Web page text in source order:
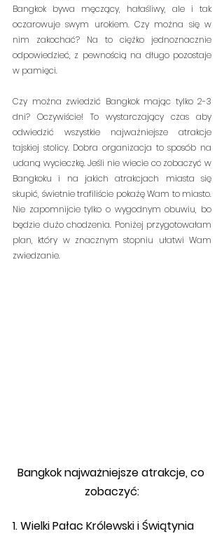
Bangkok bywa męczący, hałaśliwy, ale i tak
oczarowuje swym urokiem. Czy można się w
nim zakochać? Na to ciężko jednoznacznie
odpowiedzieć, z pewnością na długo pozostaje
w pamięci.
Czy można zwiedzić Bangkok mając tylko 2-3
dni? Oczywiście! To wystarczający czas aby
odwiedzić wszystkie najważniejsze atrakcje
tajskiej stolicy. Dobra organizacja to sposób na
udaną wycieczkę. Jeśli nie wiecie co zobaczyć w
Bangkoku i na jakich atrakcjach miasta się
skupić, świetnie trafiliście pokażę Wam to miasto.
Nie zapomnijcie tylko o wygodnym obuwiu, bo
będzie dużo chodzenia. Poniżej przygotowałam
plan, który w znacznym stopniu ułatwi Wam
zwiedzanie.
Bangkok najważniejsze atrakcje, co
zobaczyć:
1. Wielki Pałac Królewski i Świątynia